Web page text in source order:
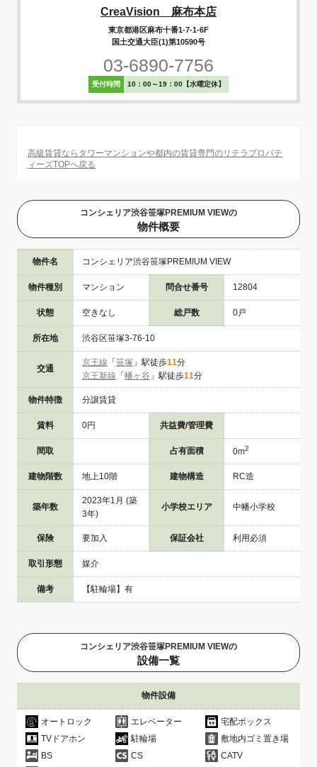
CreaVision 麻布本店
東京都港区麻布十番1-7-1-6F
国土交通大臣(1)第10590号
03-6890-7756
受付時間 10：00～19：00【水曜定休】
高級賃貸ならタワーマンションや都内の賃貸専門のリテラプロパテ
ィーズTOPへ戻る
コンシェリア渋谷笹塚PREMIUM VIEWの
物件概要
物件名 コンシェリア渋谷笹塚PREMIUM VIEW
物件種別 マンション 問合せ番号 12804
状態 空きなし 総戸数 0戸
所在地 渋谷区笹塚3-76-10
交通
京王線 「 笹塚 」駅徒歩11分
京王新線 「 幡ヶ谷 」駅徒歩11分
物件特徴 分譲賃貸
賃料 0円 共益費/管理費
間取 占有面積 0m2
建物階数 地上10階 建物構造 RC造
築年数
2023年1月 (築
3年)
小学校エリア 中幡小学校
保険 要加入 保証会社 利用必須
取引形態 媒介
備考 【駐輪場】有
コンシェリア渋谷笹塚PREMIUM VIEWの
設備一覧
物件設備
オートロック エレベーター
宅配ボックス
TVドアホン
駐輪場
敷地内ゴミ置き場
BS
CS
CATV